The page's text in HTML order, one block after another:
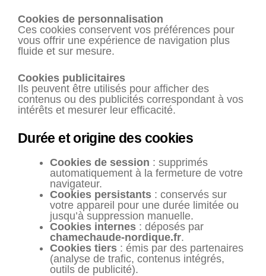
Cookies de personnalisation
Ces cookies conservent vos préférences pour
vous offrir une expérience de navigation plus
fluide et sur mesure.
Cookies publicitaires
Ils peuvent être utilisés pour afficher des
contenus ou des publicités correspondant à vos
intérêts et mesurer leur efficacité.
Durée et origine des cookies
Cookies de session : supprimés
automatiquement à la fermeture de votre
navigateur.
Cookies persistants : conservés sur
votre appareil pour une durée limitée ou
jusqu’à suppression manuelle.
Cookies internes : déposés par
chamechaude-nordique.fr.
Cookies tiers : émis par des partenaires
(analyse de trafic, contenus intégrés,
outils de publicité).